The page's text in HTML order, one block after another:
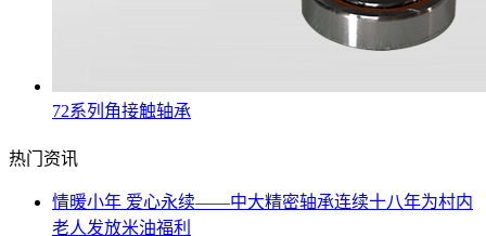
72系列角接触轴承
热门资讯
情暖小年 爱心永续——中大精密轴承连续十八年为村内
老人发放米油福利